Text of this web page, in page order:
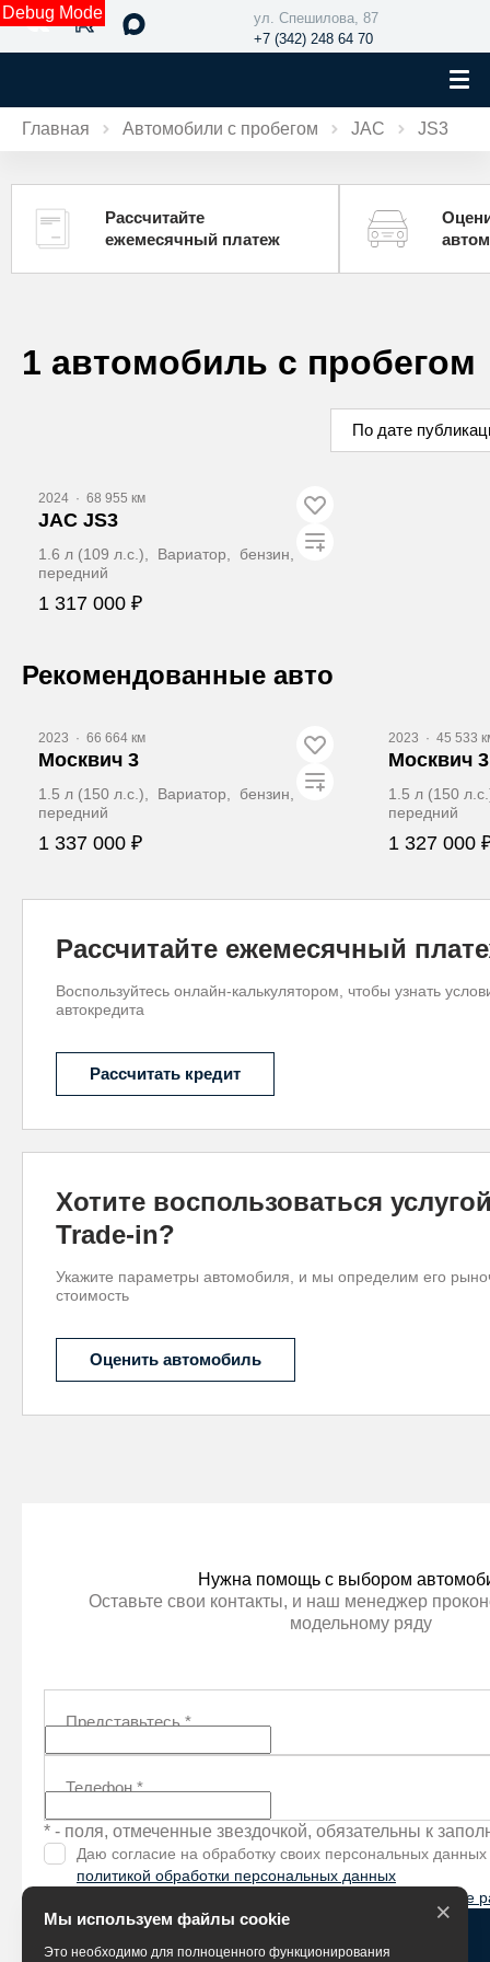
Debug Mode
ул. Спешилова, 87
+7 (342) 248 64 70
Главная Автомобили с пробегом JAC JS3
Рассчитайте
ежемесячный платеж
1 автомобиль с пробегом
По дате
2024 · 68 955 км
JAC JS3
1.6 л (109 л.с.), Вариатор, бензин,
передний
1 317 000 ₽
Рекомендованные авто
Видео
2023 · 66 664 км
Москвич 3
1.5 л (150 л.с.), Вариатор, бензин,
передний
1 337 000 ₽
2023 · 45 533
Москвич 3
1.5 л (150
передний
1 327 000
Рассчитайте ежемесячный
Воспользуйтесь онлайн-калькулятором, чтобы узнать
автокредита
Рассчитать кредит
Хотите воспользоваться
Trade-in?
Укажите параметры автомобиля, и мы определим его
стоимость
Оценить автомобиль
Нужна помощь с выбором
Оставьте свои контакты, и наш менеджер
модельному ряду
Представьтесь*
Телефон*
* - поля, отмеченные звездочкой, обязательны к
Даю согласие на обработку своих персональных
политикой обработки персональных данных
рекламно-информационные
Мы используем файлы cookie
Это необходимо для полноценного функционирования
×